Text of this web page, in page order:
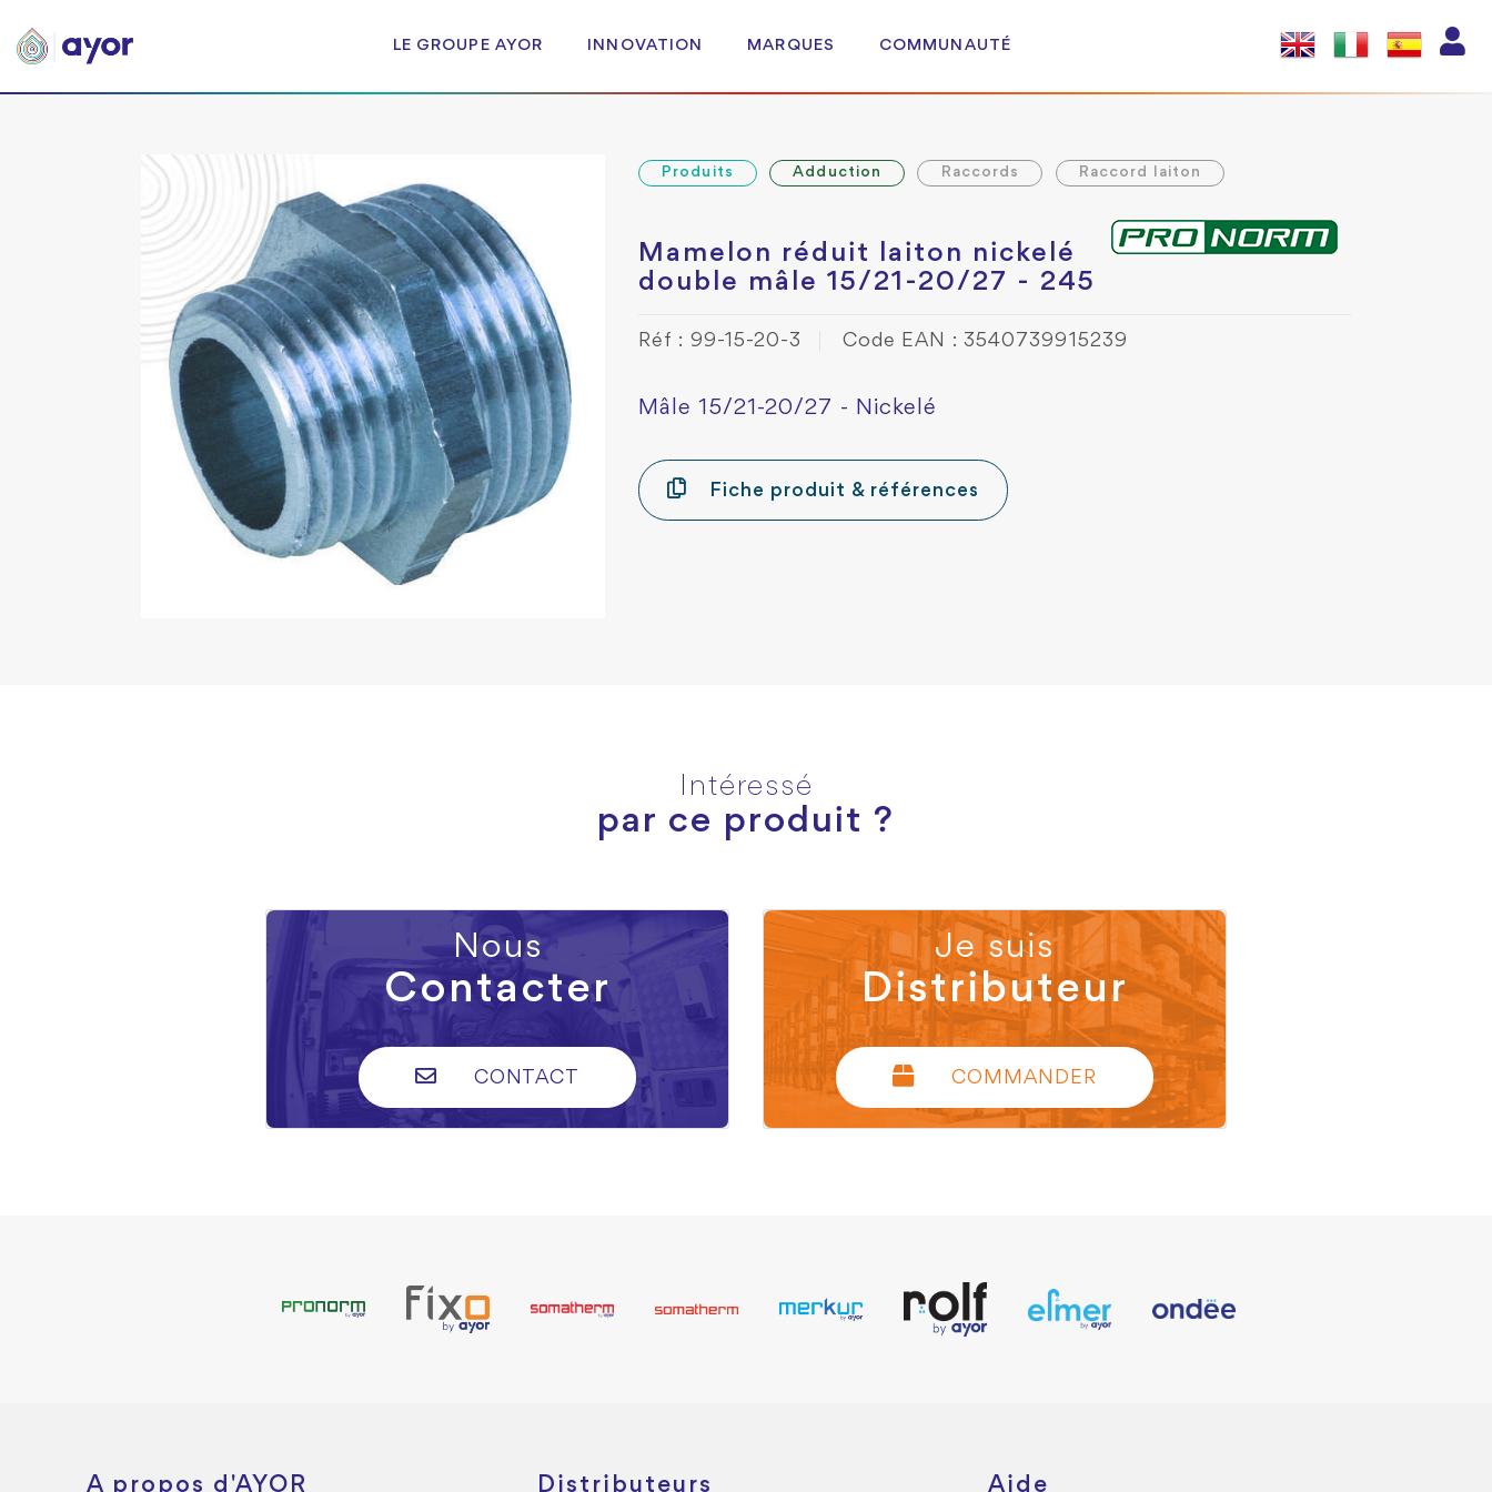
LE GROUPE AYOR INNOVATION MARQUES COMMUNAUTÉ
Produits Adduction Raccords Raccord laiton
Mamelon réduit laiton nickelé
double mâle 15/21-20/27 - 245
Réf : 99-15-20-3 Code EAN : 3540739915239
Mâle 15/21-20/27 - Nickelé
Fiche produit & références
Intéressé
par ce produit ?
Nous
Contacter
CONTACT
Je suis
Distributeur
COMMANDER
A propos d'AYOR Distributeurs Aide